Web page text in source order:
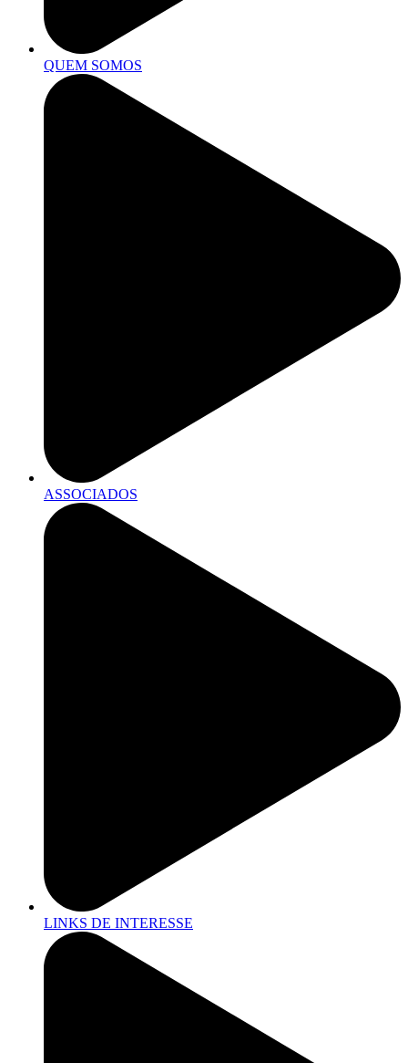
QUEM SOMOS
ASSOCIADOS
LINKS DE INTERESSE